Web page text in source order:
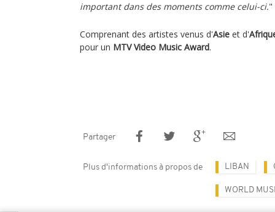
important dans des moments comme celui-ci."
Comprenant des artistes venus d'Asie et d'
pour un MTV Video Music Award.
Partager
Plus d'informations à propos de LIBAN
WORLD